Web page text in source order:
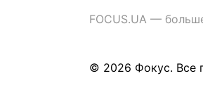
FOCUS.UA —
© 2026 Фокус. Все